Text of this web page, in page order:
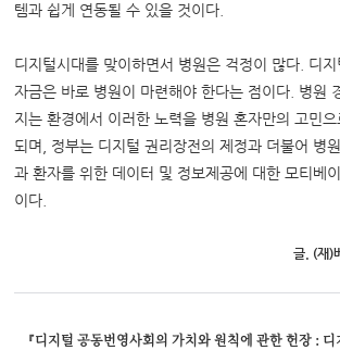
템과 쉽게 연동될 수 있을 것이다.
디지털시대를 맞이하면서 병원은 걱정이 많다. 디
자금은 바로 병원이 마련해야 한다는 점이다. 병원
지는 환경에서 이러한 노력을 병원 혼자만의 고민
되며, 정부는 디지털 권리장전의 제정과 더불어 병
과 환자를 위한 데이터 및 정보제공에 대한 모티베
이다.
글. (재)
『디지털 공동번영사회의 가치와원칙에 관한 헌장 : 디